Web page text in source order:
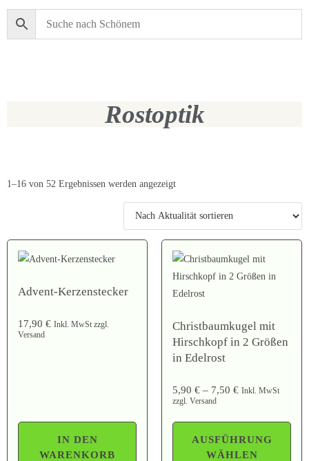
Rostoptik
1–16 von 52 Ergebnissen werden angezeigt
Advent-Kerzenstecker
17,90 € Inkl. MwSt zzgl.
Versand
IN DEN
WARENKORB
Christbaumkugel mit
Hirschkopf in 2 Größen
in Edelrost
5,90 € – 7,50 € Inkl. MwSt
zzgl. Versand
AUSFÜHRUNG
WÄHLEN